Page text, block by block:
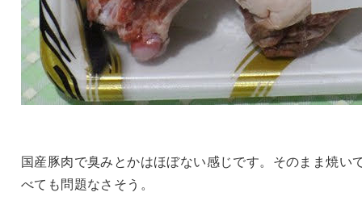
国産豚肉で臭みとかはほぼない感じです。そのまま焼い
べても問題なさそう。